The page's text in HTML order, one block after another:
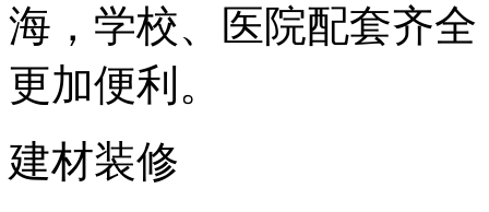
海，学校、医院配套齐
更加便利。
建材装修